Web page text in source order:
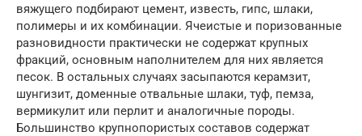
вяжущего подбирают цемент, известь, гипс, шлаки,
полимеры и их комбинации. Ячеистые и поризованные
разновидности практически не содержат крупных
фракций, основным наполнителем для них является
песок. В остальных случаях засыпаются керамзит,
шунгизит, доменные отвальные шлаки, туф, пемза,
вермикулит или перлит и аналогичные породы.
Большинство крупнопористых составов содержат